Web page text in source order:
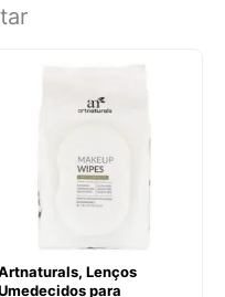
Lenços
para